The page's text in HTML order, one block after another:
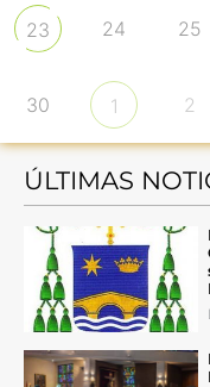
23 24 25
30 1 2
ÚLTIMAS